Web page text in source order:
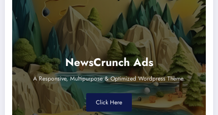
NewsCrunch Ads
A Responsive, Multipurpose & Optimized Wordpress Theme.
Click Here